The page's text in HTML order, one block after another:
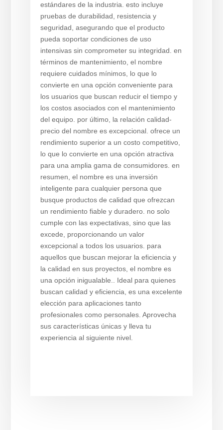
estándares de la industria. esto incluye
pruebas de durabilidad, resistencia y
seguridad, asegurando que el producto
pueda soportar condiciones de uso
intensivas sin comprometer su integridad. en
términos de mantenimiento, el nombre
requiere cuidados mínimos, lo que lo
convierte en una opción conveniente para
los usuarios que buscan reducir el tiempo y
los costos asociados con el mantenimiento
del equipo. por último, la relación calidad-
precio del nombre es excepcional. ofrece un
rendimiento superior a un costo competitivo,
lo que lo convierte en una opción atractiva
para una amplia gama de consumidores. en
resumen, el nombre es una inversión
inteligente para cualquier persona que
busque productos de calidad que ofrezcan
un rendimiento fiable y duradero. no solo
cumple con las expectativas, sino que las
excede, proporcionando un valor
excepcional a todos los usuarios. para
aquellos que buscan mejorar la eficiencia y
la calidad en sus proyectos, el nombre es
una opción inigualable.. Ideal para quienes
buscan calidad y eficiencia, es una excelente
elección para aplicaciones tanto
profesionales como personales. Aprovecha
sus características únicas y lleva tu
experiencia al siguiente nivel.